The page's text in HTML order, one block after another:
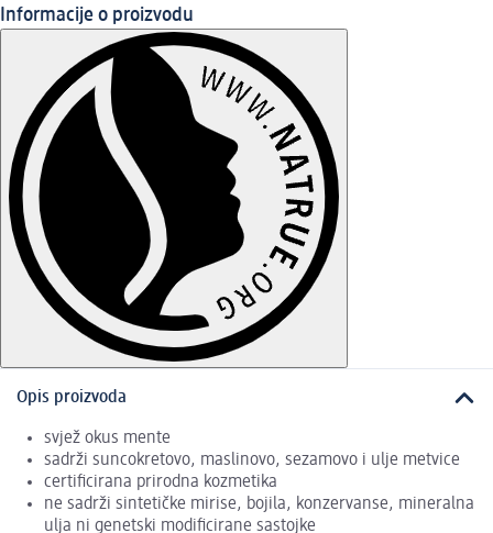
Informacije o proizvodu
Opis proizvoda
svjež okus mente
sadrži suncokretovo, maslinovo, sezamovo i ulje metvice
certificirana prirodna kozmetika
ne sadrži sintetičke mirise, bojila, konzervanse, mineralna
ulja ni genetski modificirane sastojke